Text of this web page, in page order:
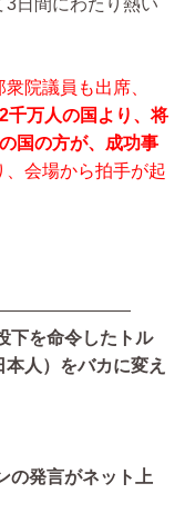
3日間にわたり熱い
院議員も出席、
千万人の国より、将
国の方が、成功事
、会場から拍手が起
下を命令したトル
人）をバカに変え
の発言がネット上